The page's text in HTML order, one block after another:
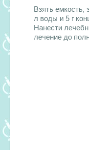
Взять емкость,
л воды и 5 г
Нанести
лечение до